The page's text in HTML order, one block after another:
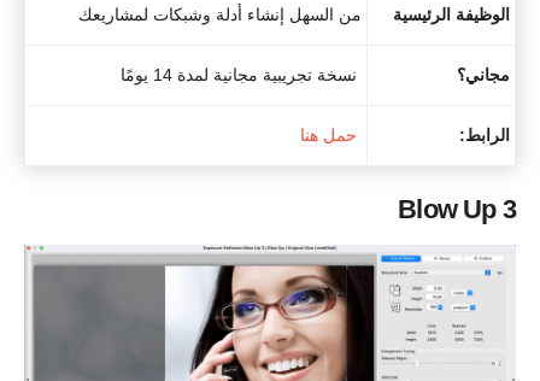
الوظيفة الرئيسية من السهل إنشاء أدلة وشبكات لمشاريعك
مجاني؟ نسخة تجريبية مجانية لمدة 14 يومًا
الرابط: حمل هنا
Blow Up 3